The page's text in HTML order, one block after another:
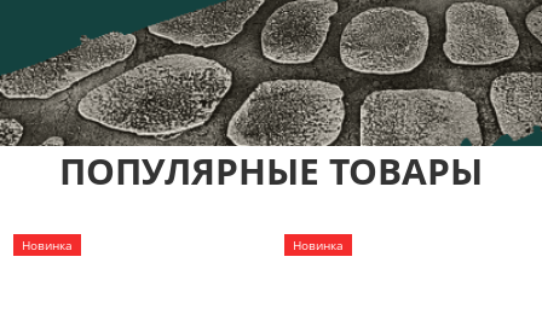
ПОПУЛЯРНЫЕ ТОВАРЫ
Новинка Новинка